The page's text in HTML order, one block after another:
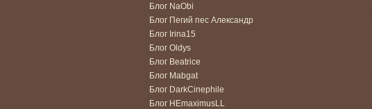
Блог NaObi
Блог Пегий пес Александр
Блог Irina15
Блог Oldys
Блог Beatrice
Блог Mabgat
Блог DarkCinephile
Блог HEmaximusLL